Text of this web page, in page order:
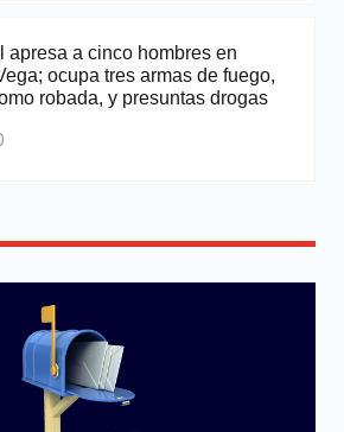
apresa a cinco hombres en
ocupa tres armas de fuego,
robada, y presuntas drogas